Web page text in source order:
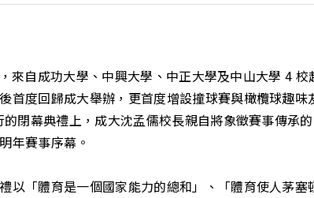
來自成功大學、中興大學、中正大學及中山大學 4
首度回歸成大舉辦，更首度增設撞球賽與橄欖球趣
閉幕典禮上，成大沈孟儒校長親自將象徵賽事傳承
年賽事序幕。
以「體育是一個國家能力的總和」、「體育使人茅